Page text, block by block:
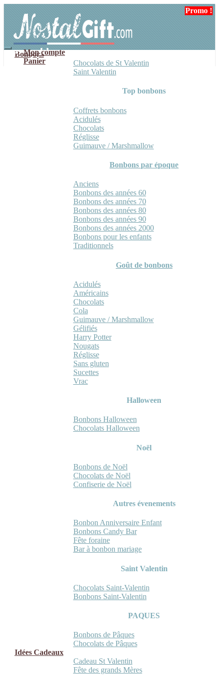
navigation
contenu
Mon compte
Panier
Bonbons
Chocolats de St Valentin
Saint Valentin
Top bonbons
Coffrets bonbons
Acidulés
Chocolats
Réglisse
Guimauve / Marshmallow
Bonbons par époque
Anciens
Bonbons des années 60
Bonbons des années 70
Bonbons des années 80
Bonbons des années 90
Bonbons des années 2000
Bonbons pour les enfants
Traditionnels
Goût de bonbons
Acidulés
Américains
Chocolats
Cola
Guimauve / Marshmallow
Gélifiés
Harry Potter
Nougats
Réglisse
Sans gluten
Sucettes
Vrac
Halloween
Bonbons Halloween
Chocolats Halloween
Noël
Bonbons de Noël
Chocolats de Noël
Confiserie de Noël
Autres évenements
Bonbon Anniversaire Enfant
Bonbons Candy Bar
Fête foraine
Bar à bonbon mariage
Saint Valentin
Chocolats Saint-Valentin
Bonbons Saint-Valentin
PAQUES
Bonbons de Pâques
Chocolats de Pâques
Idées Cadeaux
Cadeau St Valentin
Fête des grands Mères
Promo !